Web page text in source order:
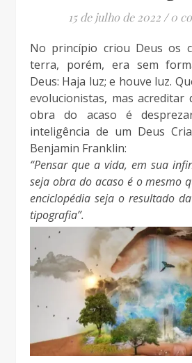
15 de julho de 2022 / 0
No princípio criou Deus os céus e a terra. A
terra, porém, era sem
Deus: Haja luz; e houve luz.
evolucionistas, mas
obra do acaso é
inteligência de um Deus
Benjamin Franklin:
“Pensar que a vida, em sua
seja obra do acaso é o mesmo
enciclopédia seja o resultado
tipografia”.